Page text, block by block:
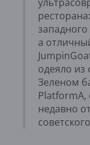
а
одеяло из
Зеленом
недавно